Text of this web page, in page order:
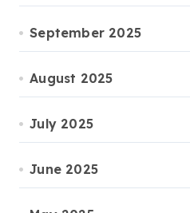
September 2025
August 2025
July 2025
June 2025